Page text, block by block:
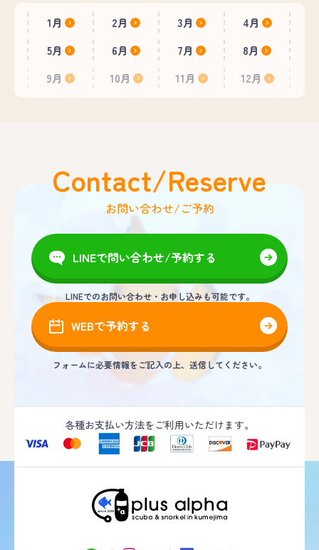
1月 2月 3月
4月
5月
6月 7月
8月
9月
10月 11月 12月
Contact/Reserve
お問い合わせ/ご予約
LINEで問い合わせ/予約する
LINEでのお問い合わせ・お申し込みも可能です。
WEBで予約する
フォームに必要情報をご記入の上、送信してください。
各種お支払い方法をご利用いただけます。